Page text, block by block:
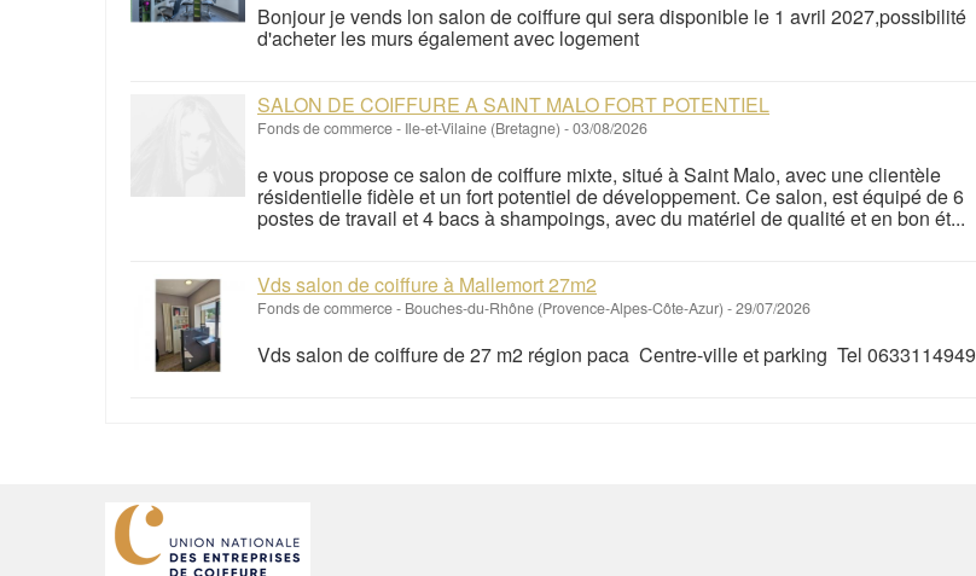
Bonjour je vends lon salon de coiffure qui sera disponible le 1 avril 2027,possibilité
d'acheter les murs également avec logement
SALON DE COIFFURE A SAINT MALO FORT POTENTIEL
Fonds de commerce- Ile-et-Vilaine (Bretagne) -03/08/2026
e vous propose ce salon de coiffure mixte, situé à Saint Malo, avec une clientèle
résidentielle fidèle et un fort potentiel de développement. Ce salon, est équipé de 6
postes de travail et 4 bacs à shampoings, avec du matériel de qualité et en bon ét...
Vds salon de coiffure à Mallemort 27m2
Fonds de commerce- Bouches-du-Rhône (Provence-Alpes-Côte-Azur) -29/07/2026
Vds salon de coiffure de 27 m2 région paca Centre-ville et parking Tel 0633114949